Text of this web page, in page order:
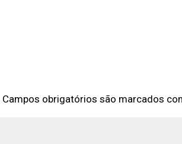
Campos obrigatórios são marcados